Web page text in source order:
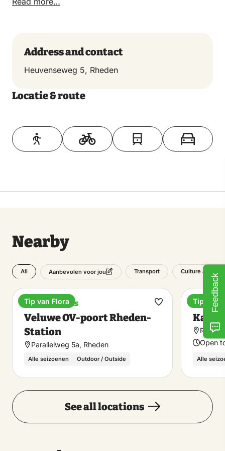
Address and contact
Heuvenseweg 5, Rheden
Locatie & route
Toon op kaart
Nearby
All Aanbevolen voor jou Transport Culture &
Train stations
Veluwe OV-poort Rheden-
Station
Parallelweg 5a, Rheden
Alle seizoenen Outdoor / Outside
Tip van Flora
Make
Castle
Open
Alle
Tip van
See all locations
Feedback